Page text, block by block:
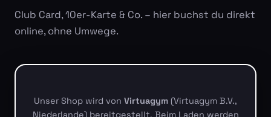
Club Card, 10er-Karte & Co. – hier buchst du direkt
online, ohne Umwege.
Unser Shop wird von Virtuagym (Virtuagym B.V.,
Niederlande) bereitgestellt. Beim Laden werden